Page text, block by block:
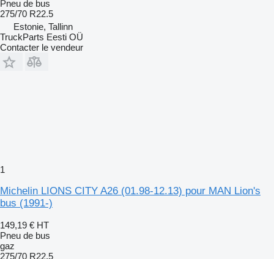
Pneu de bus
275/70 R22.5
Estonie, Tallinn
TruckParts Eesti OÜ
Contacter le vendeur
1
Michelin LIONS CITY A26 (01.98-12.13) pour MAN Lion's
bus (1991-)
149,19 € HT
Pneu de bus
gaz
275/70 R22.5